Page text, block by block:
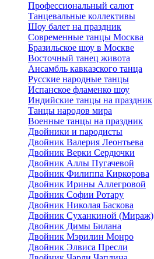
Профессиональный салют
Танцевальные коллективы
Шоу балет на праздник
Современные танцы Москва
Бразильское шоу в Москве
Восточный танец живота
Ансамбль кавказского танца
Русские народные танцы
Испанское фламенко шоу
Индийские танцы на праздник
Танцы народов мира
Военные танцы на праздник
Двойники и пародисты
Двойник Валерия Леонтьева
Двойник Верки Сердючки
Двойник Аллы Пугачевой
Двойник Филиппа Киркорова
Двойник Ирины Аллегровой
Двойник Софии Ротару
Двойник Николая Баскова
Двойник Суханкиной (Мираж)
Двойник Димы Билана
Двойник Мэрилин Монро
Двойник Элвиса Пресли